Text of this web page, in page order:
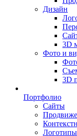
Дизайн
3D
Фото и
3D
Портфолио
Сайты
Логотипы